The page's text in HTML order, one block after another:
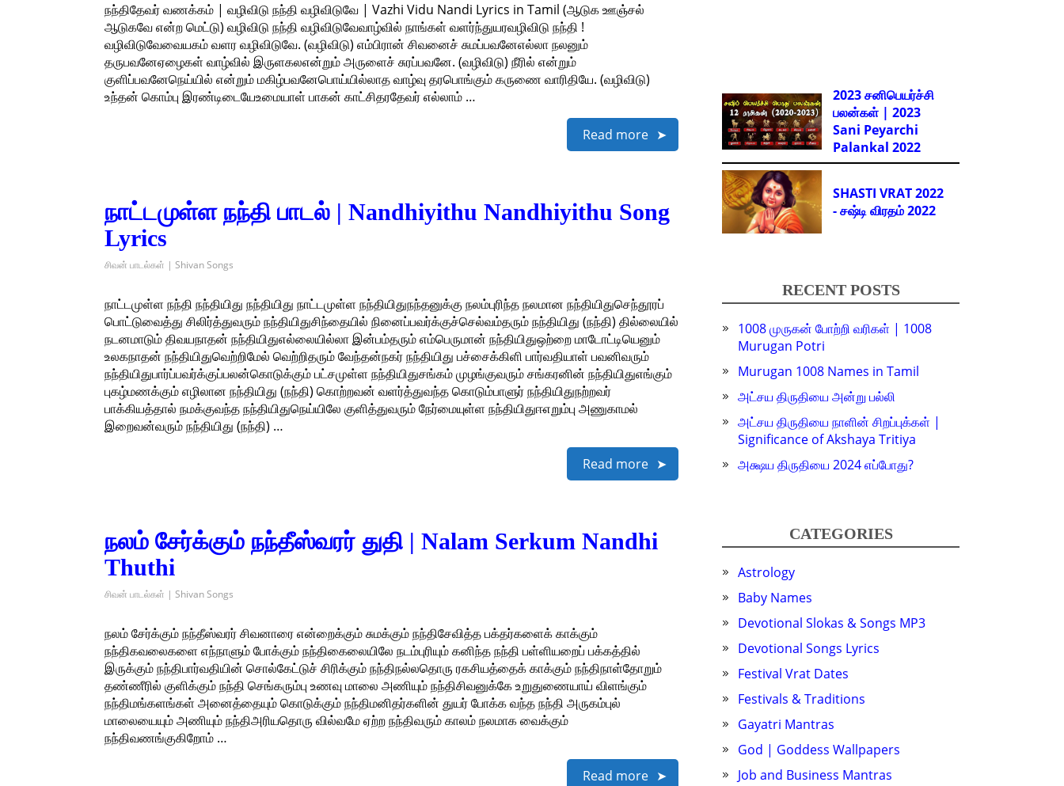
நந்திதேவர் வணக்கம் | வழிவிடு நந்தி வழிவிடுவே | Vazhi Vidu Nandi Lyrics in Tamil (ஆடுக ஊஞ்சல்
ஆடுகவே என்ற மெட்டு) வழிவிடு நந்தி வழிவிடுவேவாழ்வில் நாங்கள் வளர்ந்துயரவழிவிடு நந்தி !
வழிவிடுவேவையகம் வளர வழிவிடுவே. (வழிவிடு) எம்பிரான் சிவனைச் சுமப்பவனேஎல்லா நலனும்
தருபவனேஏழைகள் வாழ்வில் இருளகலஎன்றும் அருளைச் சுரப்பவனே. (வழிவிடு) நீரில் என்றும்
குளிப்பவனேநெய்யில் என்றும் மகிழ்பவனேபொய்யில்லாத வாழ்வு தரபொங்கும் கருணை வாரிதியே. (வழிவிடு)
உந்தன் கொம்பு இரண்டிடையேஉமையாள் பாகன் காட்சிதரதேவர் எல்லாம் …
Read more
நாட்டமுள்ள நந்தி பாடல் | Nandhiyithu Nandhiyithu Song
Lyrics
சிவன் பாடல்கள் | Shivan Songs
நாட்டமுள்ள நந்தி நந்தியிது நந்தியிது நாட்டமுள்ள நந்தியிதுநந்தனுக்கு நலம்புரிந்த நலமான நந்தியிதுசெந்தூரப்
பொட்டுவைத்து சிலிர்த்துவரும் நந்தியிதுசிந்தையில் நினைப்பவர்க்குச்செல்வம்தரும் நந்தியிது (நந்தி) தில்லையில்
நடனமாடும் திவயநாதன் நந்தியிதுஎல்லையில்லா இன்பம்தரும் எம்பெருமான் நந்தியிதுஒற்றை மாடோட்டியெனும்
உலகநாதன் நந்தியிதுவெற்றிமேல் வெற்றிதரும் வேந்தன்நகர் நந்தியிது பச்சைக்கிளி பார்வதியாள் பவனிவரும்
நந்தியிதுபார்ப்பவர்க்குப்பலன்கொடுக்கும் பட்சமுள்ள நந்தியிதுசங்கம் முழங்குவரும் சங்கரனின் நந்தியிதுஎங்கும்
புகழ்மணக்கும் எழிலான நந்தியிது (நந்தி) கொற்றவன் வளர்த்துவந்த கொடும்பாளுர் நந்தியிதுநற்றவர்
பாக்கியத்தால் நமக்குவந்த நந்தியிதுநெய்யிலே குளித்துவரும் நேர்மையுள்ள நந்தியிதுஈஎறும்பு அணுகாமல்
இறைவன்வரும் நந்தியிது (நந்தி) …
Read more
நலம் சேர்க்கும் நந்தீஸ்வரர் துதி | Nalam Serkum Nandhi
Thuthi
சிவன் பாடல்கள் | Shivan Songs
நலம் சேர்க்கும் நந்தீஸ்வரர் சிவனாரை என்றைக்கும் சுமக்கும் நந்திசேவித்த பக்தர்களைக் காக்கும்
நந்திகவலைகளை எந்நாளும் போக்கும் நந்திகைலையிலே நடம்புரியும் கனிந்த நந்தி பள்ளியறைப் பக்கத்தில்
இருக்கும் நந்திபார்வதியின் சொல்கேட்டுச் சிரிக்கும் நந்திநல்லதொரு ரகசியத்தைக் காக்கும் நந்திநாள்தோறும்
தண்ணீரில் குளிக்கும் நந்தி செங்கரும்பு உணவு மாலை அணியும் நந்திசிவனுக்கே உறுதுணையாய் விளங்கும்
நந்திமங்களங்கள் அனைத்தையும் கொடுக்கும் நந்திமனிதர்களின் துயர் போக்க வந்த நந்தி அருகம்புல்
மாலையையும் அணியும் நந்திஅரியதொரு வில்வமே ஏற்ற நந்திவரும் காலம் நலமாக வைக்கும்
நந்திவணங்குகிறோம் …
Read more
2023 சனிபெயர்ச்சி
பலன்கள் | 2023
Sani Peyarchi
Palankal 2022
SHASTI VRAT 2022
- சஷ்டி விரதம் 2022
RECENT POSTS
1008 முருகன் போற்றி வரிகள் | 1008
Murugan Potri
Murugan 1008 Names in Tamil
அட்சய திருதியை அன்று பல்லி
அட்சய திருதியை நாளின் சிறப்புக்கள் |
Significance of Akshaya Tritiya
அக்ஷய திருதியை 2024 எப்போது?
CATEGORIES
Astrology
Baby Names
Devotional Slokas & Songs MP3
Devotional Songs Lyrics
Festival Vrat Dates
Festivals & Traditions
Gayatri Mantras
God | Goddess Wallpapers
Job and Business Mantras